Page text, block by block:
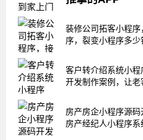
户年前采购了我们的
营良好。最近
么在短短时间发展这
据我们观察。目前，
APP小程序上门推拿
而且基本上都运
付，专注软件研发
源码齐全，欢迎合作
号系统需要多少钱呢
年，东郊到家这种上
获得成功，而且得到
中，进行线上运营
装修公司拓客小程序
序，裂变小程序多少
客户转介绍系统小程
开发制作案例，让老
房产房企小程序源码
房产经纪人小程序系